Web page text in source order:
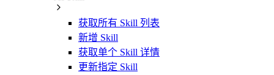
获取所有 Skill 列表
新增 Skill
获取单个 Skill 详情
更新指定 Skill